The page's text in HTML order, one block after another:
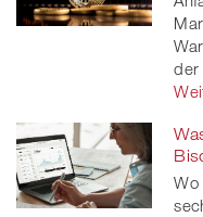
der
Wo